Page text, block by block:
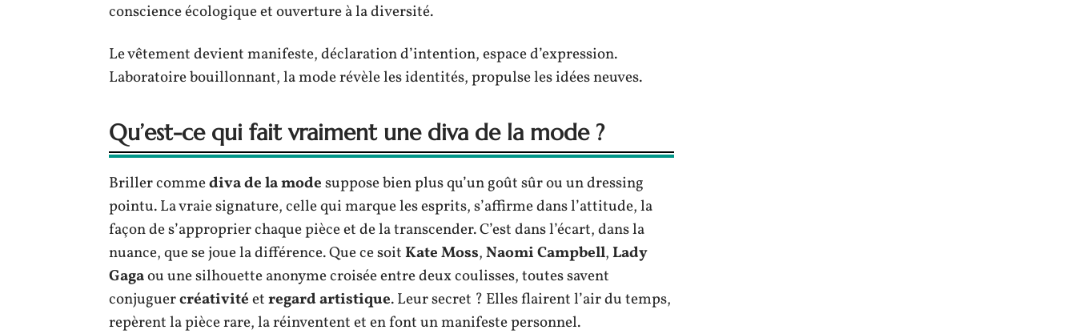
conscience écologique et ouverture à la diversité.
Le vêtement devient manifeste, déclaration d’intention, espace d’expression.
Laboratoire bouillonnant, la mode révèle les identités, propulse les idées neuves.
Qu’est-ce qui fait vraiment une diva de la mode ?
Briller commediva de la modesuppose bien plus qu’un goût sûr ou un dressing
pointu. La vraie signature, celle qui marque les esprits, s’affirme dans l’attitude, la
façon de s’approprier chaque pièce et de la transcender. C’est dans l’écart, dans la
nuance, que se joue la différence. Que ce soitKate Moss,Naomi Campbell,Lady
Gagaou une silhouette anonyme croisée entre deux coulisses, toutes savent
conjuguercréativitéetregard artistique. Leur secret ? Elles flairent l’air du temps,
repèrent la pièce rare, la réinventent et en font un manifeste personnel.